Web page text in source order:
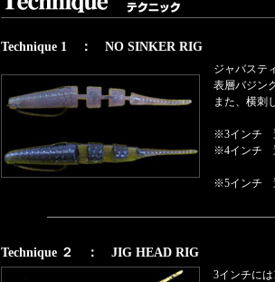
Technique 1 ： NO SINKER RIG
ジャバステ
表層バジン
また、横刺
※3インチ
※4インチ
※5インチ
Technique ２ ： JIG HEAD RIG
3インチに